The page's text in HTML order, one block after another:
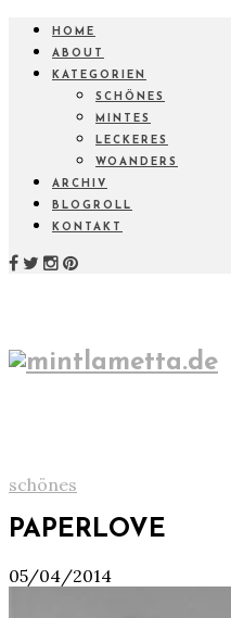
HOME
ABOUT
KATEGORIEN
SCHÖNES
MINTES
LECKERES
WOANDERS
ARCHIV
BLOGROLL
KONTAKT
schönes
PAPERLOVE
05/04/2014